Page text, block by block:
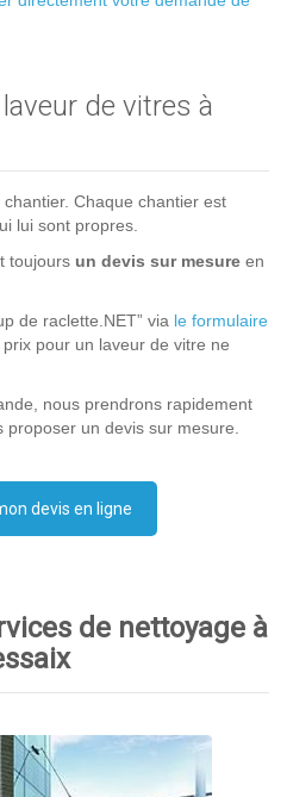
de vitres à
Chaque chantier est
lui sont propres.
toujours un devis sur mesure en
de raclette.NET” via le formulaire
pour un laveur de vitre ne
nous prendrons rapidement
proposer un devis sur mesure.
devis en ligne
de nettoyage à